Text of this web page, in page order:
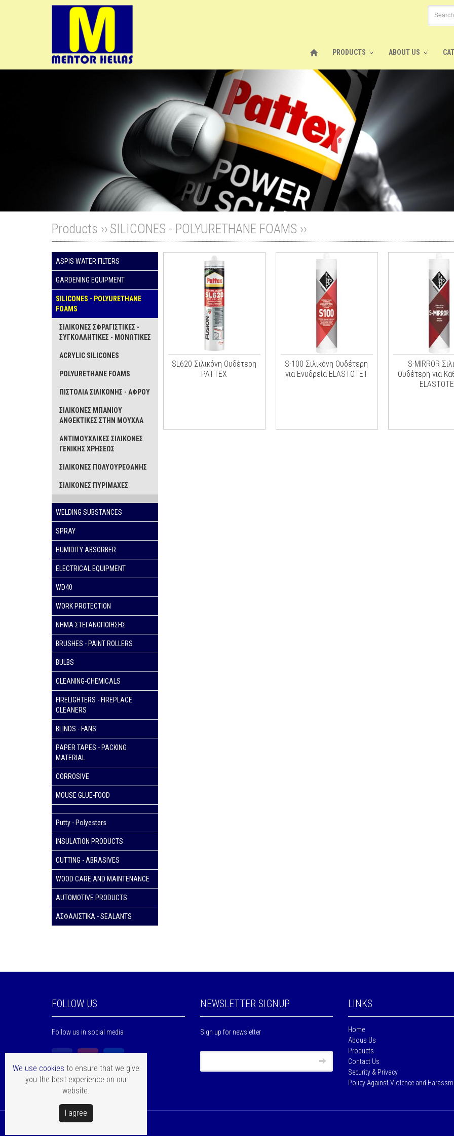
PRODUCTS ABOUT US
Products ›› SILICONES - POLYURETHANE FOAMS ››
ASPIS WATER FILTERS
GARDENING EQUIPMENT
SILICONES - POLYURETHANE
FOAMS
ΣΙΛΙΚΟΝΕΣ ΣΦΡΑΓΙΣΤΙΚΕΣ -
ΣΥΓΚΟΛΛΗΤΙΚΕΣ - ΜΟΝΩΤΙΚΕΣ
ACRYLIC SILICONES
POLYURETHANE FOAMS
ΠΙΣΤΟΛΙΑ ΣΙΛΙΚΟΝΗΣ - ΑΦΡΟΥ
ΣΙΛΙΚΟΝΕΣ ΜΠΑΝΙΟΥ
ΑΝΘΕΚΤΙΚΕΣ ΣΤΗΝ ΜΟΥΧΛΑ
ΑΝΤΙΜΟΥΧΛΙΚΕΣ ΣΙΛΙΚΟΝΕΣ
ΓΕΝΙΚΗΣ ΧΡΗΣΕΩΣ
ΣΙΛΙΚΟΝΕΣ ΠΟΛΥΟΥΡΕΘΑΝΗΣ
ΣΙΛΙΚΟΝΕΣ ΠΥΡΙΜΑΧΕΣ
WELDING SUBSTANCES
SPRAY
HUMIDITY ABSORBER
ELECTRICAL EQUIPMENT
WD40
WORK PROTECTION
ΝΗΜΑ ΣΤΕΓΑΝΟΠΟΙΗΣΗΣ
BRUSHES - PAINT ROLLERS
BULBS
CLEANING-CHEMICALS
FIRELIGHTERS - FIREPLACE
CLEANERS
BLINDS - FANS
PAPER TAPES - PACKING
MATERIAL
CORROSIVE
MOUSE GLUE-FOOD
Putty - Polyesters
INSULATION PRODUCTS
CUTTING - ABRASIVES
WOOD CARE AND MAINTENANCE
AUTOMOTIVE PRODUCTS
ΑΣΦΑΛΙΣΤΙΚΑ - SEALANTS
SL620 Σιλικόνη Ουδέτερη
PATTEX
S-100 Σιλικόνη Ουδέτερη
για Ενυδρεία ELASTOTET
S-MIRROR
Ουδέτερη για
FOLLOW US
Follow us in social media
NEWSLETTER SIGNUP
Sign up for newsletter
LINKS
Home
Abous Us
Products
Contact Us
Security & Privacy
Policy Against Violence and
We use cookies to ensure that we give
you the best experience on our
website.
Ι agree